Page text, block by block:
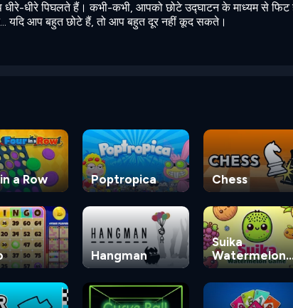
धीरे पिघलते हैं। कभी-कभी, आपको छोटे उद्घाटन के माध्यम से फिट
यदि आप बहुत छोटे हैं, तो आप बहुत दूर नहीं कूद सकते।
a Row Poptropica Chess
Hangman
Suika
Watermelon
Game